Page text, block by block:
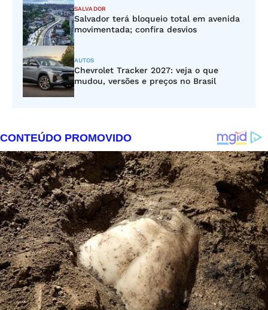
SALVADOR
Salvador terá bloqueio total em avenida
movimentada; confira desvios
AUTOS
Chevrolet Tracker 2027: veja o que
mudou, versões e preços no Brasil